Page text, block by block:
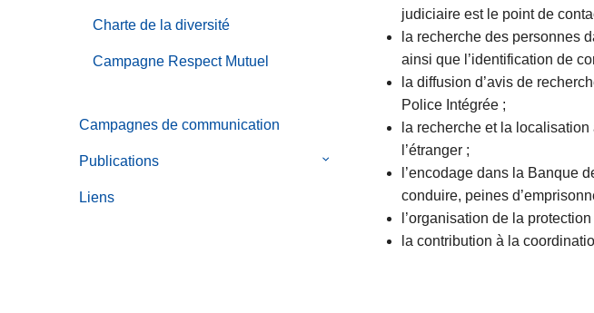
Charte de la diversité
Campagne Respect Mutuel
Campagnes de communication
Publications
le
Liens
judiciaire est le point de
la recherche des personnes
ainsi que l’identification de
la diffusion d’avis de
Police Intégrée ;
la recherche et la
l’étranger ;
l’encodage dans la Banque
conduire, peines
l’organisation de la
la contribution à la